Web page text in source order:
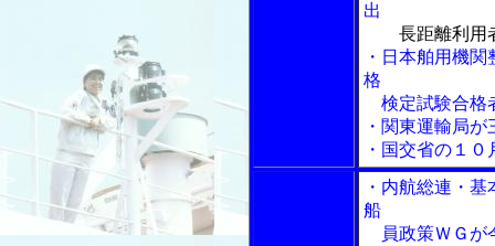
出
長距離利用
・日本舶用機
格
検定試験合格
・関東運輸局
・国交省の１
・内航総連・
船
員政策ＷＧが